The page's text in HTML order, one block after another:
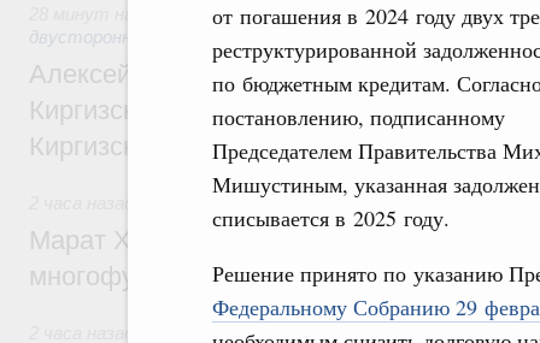
от погашения в 2024 году двух
реструктурированной
по бюджетным кредитам.
постановлению, подписанному
Председателем Правительства
Мишустиным, указанная
списывается в 2025 году.
Решение принято по указанию
Федеральному Собранию 29
Экономические и гуманитарные
двусторонней основе
Алексей Оверчук принял участие в
Киргизского экономического форума и
Киргизской межрегиональной
Дорожное хозяйство
Марат Хуснуллин: На двух скоростных
многофункциональные зоны дорожного
Технологическое развитие. Инновации